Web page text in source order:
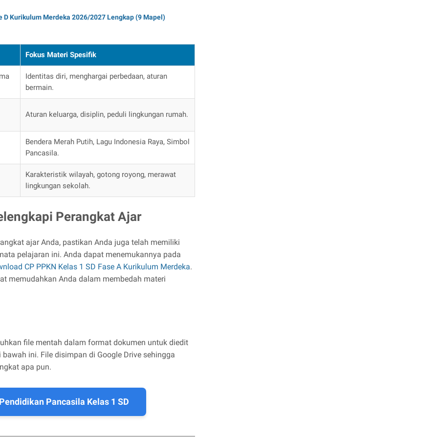
D Kurikulum Merdeka 2026/2027 Lengkap (9 Mapel)
Fokus Materi Spesifik
Identitas diri, menghargai perbedaan, aturan
bermain.
Aturan keluarga, disiplin, peduli lingkungan rumah.
Bendera Merah Putih, Lagu Indonesia Raya, Simbol
Pancasila.
Karakteristik wilayah, gotong royong, merawat
lingkungan sekolah.
Perangkat Ajar
ajar Anda, pastikan Anda juga telah memiliki
pelajaran ini. Anda dapat menemukannya pada
CP PPKN Kelas 1 SD Fase A Kurikulum Merdeka.
memudahkan Anda dalam membedah materi
file mentah dalam format dokumen untuk diedit
ini. File disimpan di Google Drive sehingga
apa pun.
Pancasila Kelas 1 SD